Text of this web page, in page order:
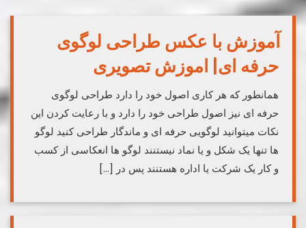
آموزش با عکس طراحی لوگوی
حرفه ای| اموزش تصویری
همانطور که هر کاری اصول خود را دارد طراحی لوگوی
حرفه ای نیز اصول طراحی خود را دارد و با رعایت کردن این
نکات میتوانید لوگویی حرفه ای و ماندگار طراحی کنید لوگو
ها تنها یک شکل و یا نماد نیستنند لوگو ها انعکاسی از کسب
و کار یک شرکت یا اداره هستنند پس در […]